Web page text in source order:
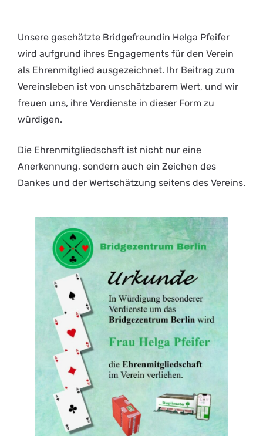
Unsere geschätzte Bridgefreundin Helga Pfeifer
wird aufgrund ihres Engagements für den Verein
als Ehrenmitglied ausgezeichnet. Ihr Beitrag zum
Vereinsleben ist von unschätzbarem Wert, und wir
freuen uns, ihre Verdienste in dieser Form zu
würdigen.
Die Ehrenmitgliedschaft ist nicht nur eine
Anerkennung, sondern auch ein Zeichen des
Dankes und der Wertschätzung seitens des Vereins.